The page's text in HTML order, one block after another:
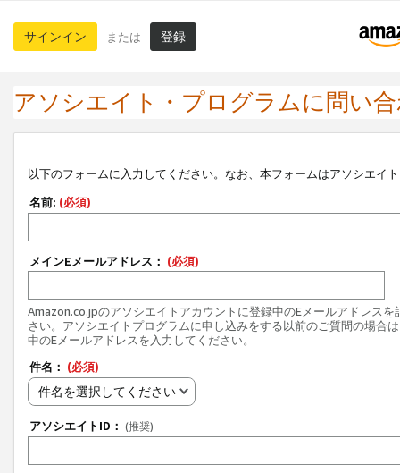
サインイン または 登録
アソシエイト・プログラムに問い
以下のフォームに入力してください。なお、本フォームはアソシエイ
名前: (必須)
メインEメールアドレス： (必須)
Amazon.co.jpのアソシエイトアカウントに登録中のEメールアドレスを
さい。アソシエイトプログラムに申し込みをする以前のご質問の場合
中のEメールアドレスを入力してください。
件名： (必須)
件名を選択してください
アソシエイトID： (推奨)